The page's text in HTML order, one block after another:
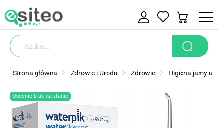
Strona główna Zdrowie i Uroda Zdrowie Higiena jamy
Obecnie brak na stanie